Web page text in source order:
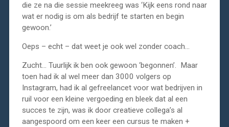
die ze na die sessie meekreeg was ‘Kijk eens rond naar
wat er nodig is om als bedrijf te starten en begin
gewoon.’
Oeps – echt – dat weet je ook wel zonder coach…
Zucht… Tuurlijk ik ben ook gewoon ‘begonnen’. Maar
toen had ik al wel meer dan 3000 volgers op
Instagram, had ik al gefreelancet voor wat bedrijven in
ruil voor een kleine vergoeding en bleek dat al een
succes te zijn, was ik door creatieve collega’s al
aangespoord om een keer een cursus te maken +